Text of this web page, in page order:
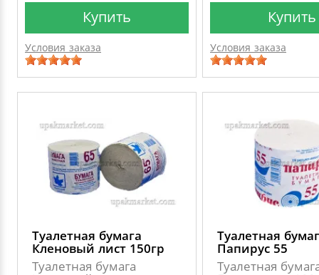
АВТОХИМИЯ
Купить
Условия заказа
Купить
Условия заказа
Туалетная бумага
Кленовый лист 150гр
Туалетная бумага
Туалетная
Папирус 55
Туалетная